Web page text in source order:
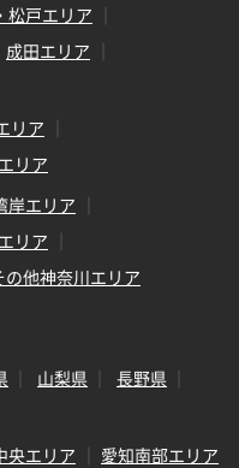
松戸エリア
成田エリア
リア
リア
岸エリア
リア
の他神奈川エリア
山梨県
長野県
央エリア
愛知南部エリア